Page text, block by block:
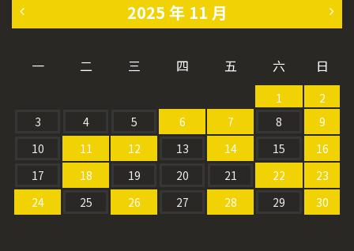
2025 年 11 月
一 二 三 四 五 六 日
月
»
1
2
3
4 5 6 7 8
9
10
11 12 13 14 15
16
17
18 19 20 21 22
23
24
25 26 27 28 29 30